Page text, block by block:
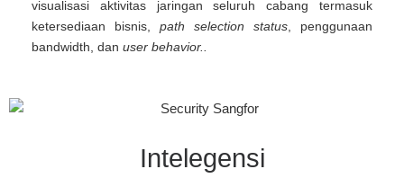
visualisasi aktivitas jaringan seluruh cabang termasuk
ketersediaan bisnis, path selection status , penggunaan
bandwidth, dan user behavior..
Intelegensi